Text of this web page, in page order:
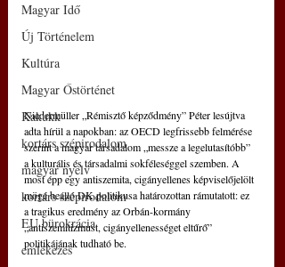
Magyar Idő
Új Történelem
Kultúra
Magyar Őstörténet
Kakukk
kortárs szépirodalom
magyar nyelv
kortárs szépirodalom
EU bürokrácia
emlékezés
Niedermüller „Rémisztő képződmény” Péter lesújtva
adta hírül a napokban: az OECD legfrissebb felmérése
szerint a magyar társadalom „messze a legelutasítóbb”
a kulturális és társadalmi sokféleséggel szemben. A
most épp egy antiszemita, cigányellenes képviselőjelölt
mögé beálló DK politikusa határozottan rámutatott: ez
a tragikus eredmény az Orbán-kormány
„antiszemitizmust, cigányellenességet eltűrő”
politikájának tudható be.